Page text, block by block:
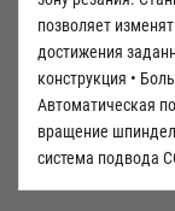
позволяет
достижения
конструкция •
Автоматическая
вращение
система подвода